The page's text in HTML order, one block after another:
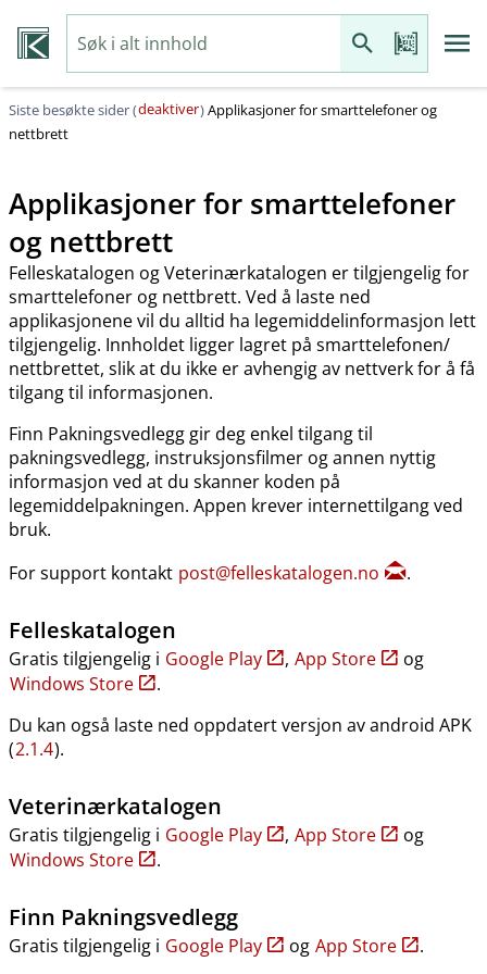
Siste besøkte sider (deaktiver)Applikasjoner for smarttelefoner og
nettbrett
Applikasjoner for smarttelefoner
og nettbrett
Felleskatalogen og Veterinærkatalogen er tilgjengelig for
smarttelefoner og nettbrett. Ved å laste ned
applikasjonene vil du alltid ha legemiddelinformasjon lett
tilgjengelig. Innholdet ligger lagret på smarttelefonen​/​
nettbrettet, slik at du ikke er avhengig av nettverk for å få
tilgang til informasjonen.
Finn Pakningsvedlegg gir deg enkel tilgang til
pakningsvedlegg, instruksjonsfilmer og annen nyttig
informasjon ved at du skanner koden på
legemiddelpakningen. Appen krever internettilgang ved
bruk.
For support kontakt post@felleskatalogen.no .
Felleskatalogen
Gratis tilgjengelig i Google Play , App Store
og
Windows Store
.
Du kan også laste ned oppdatert versjon av android APK
(2.1.4).
Veterinærkatalogen
Gratis tilgjengelig i Google Play , App Store
og
Windows Store
.
Finn Pakningsvedlegg
Gratis tilgjengelig i Google Play og App Store .